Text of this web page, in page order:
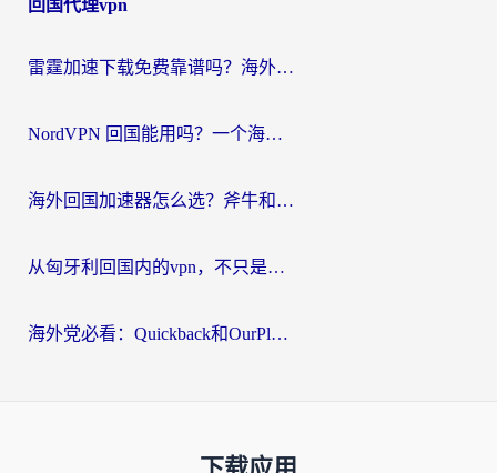
回国代理vpn
雷霆加速下载免费靠谱吗？海外党选回国加速器的避坑指南（附热门工具对比）
NordVPN 回国能用吗？一个海外用户必须面对的真实困境
海外回国加速器怎么选？斧牛和海龟哪个好？一篇帮你避开坑的实用指南
从匈牙利回国内的vpn，不只是为了刷剧那么简单
海外党必看：Quickback和OurPlay好用吗？3分钟选对回国加速器，无缝刷剧玩游戏